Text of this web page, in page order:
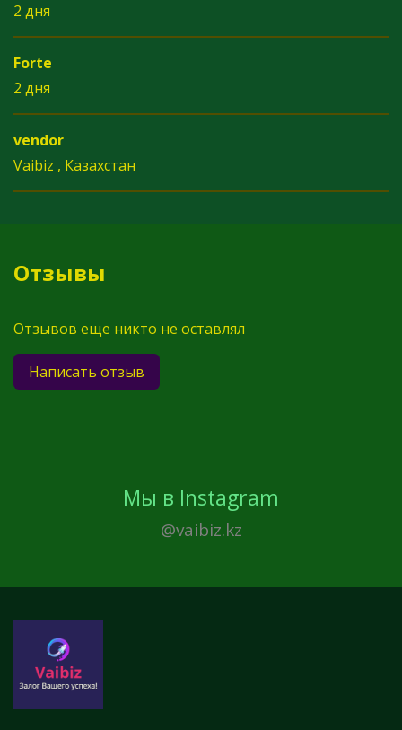
2 дня
Forte
2 дня
vendor
Vaibiz , Казахстан
Отзывы
Отзывов еще никто не оставлял
Написать отзыв
Мы в Instagram
@vaibiz.kz